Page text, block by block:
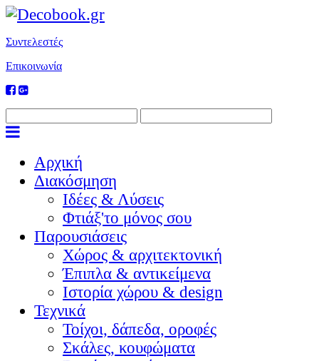
Συντελεστές
Επικοινωνία
Αρχική
Διακόσμηση
Ιδέες & Λύσεις
Φτιάξ'το μόνος σου
Παρουσιάσεις
Χώρος & αρχιτεκτονική
Έπιπλα & αντικείμενα
Ιστορία χώρου & design
Τεχνικά
Τοίχοι, δάπεδα, οροφές
Σκάλες, κουφώματα